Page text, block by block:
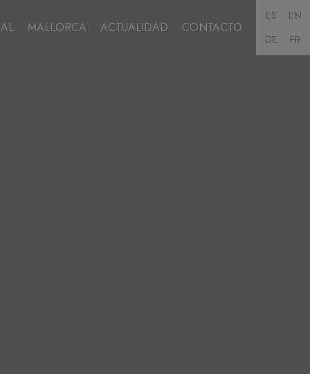
MALLORCA ACTUALIDAD CONTACTO
ES
EN
DE
FR